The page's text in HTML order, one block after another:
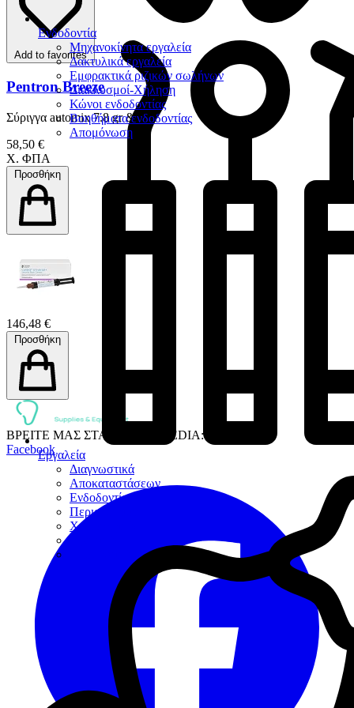
Ενδοδοντία
Μηχανοκίνητα εργαλεία
Δακτυλικά εργαλεία
Εμφρακτικά ριζικών σωλήνων
Διακλυσμοί-Χήληση
Κώνοι ενδοδοντίας
Βοηθήματα ενδοδοντίας
Απομόνωση
Εργαλεία
Διαγνωστικά
Αποκαταστάσεων
Ενδοδοντίας
Περιοδοντίου
Χειρουργικής
Add to favorites
Pentron Breeze
Σύριγγα automix 7.8 gr & tips
58,50 €
Χ. ΦΠΑ
Προσθήκη
146,48 €
Προσθήκη
ΒΡΕΙΤΕ ΜΑΣ ΣΤΑ SOCIAL MEDIA:
Facebook